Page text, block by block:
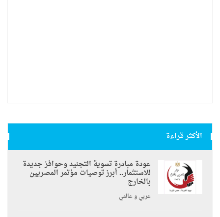
الأكثر قراءة
عودة مبادرة تسوية التجنيد وحوافز جديدة
للاستثمار.. أبرز توصيات مؤتمر المصريين
بالخارج
عربي و عالمي